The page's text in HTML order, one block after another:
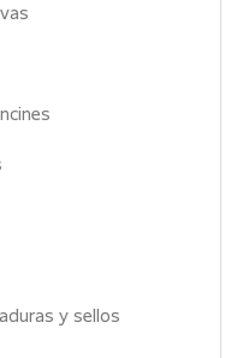
y sellos